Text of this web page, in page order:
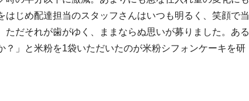
はじめ配達担当のスタッフさんはいつも明るく、笑顔で当
ただそれが歯がゆく、ままならぬ思いが募りました。ある
？」と米粉を1袋いただいたのが米粉シフォンケーキを研